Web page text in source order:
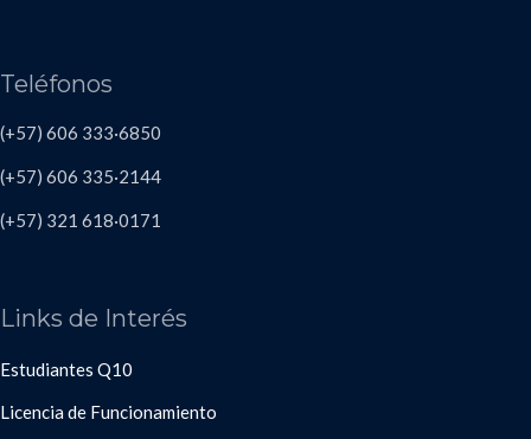
Teléfonos
(+57) 606 333·6850
(+57) 606 335·2144
(+57) 321 618·0171
Links de Interés
Estudiantes Q10
Licencia de Funcionamiento